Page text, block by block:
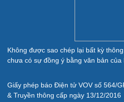
Không được sao chép lại bất kỳ
chưa có sự đồng ý bằng văn bản
Giấy phép báo Điện tử VOV số 564/
& Truyền thông cấp ngày 13/12/2016